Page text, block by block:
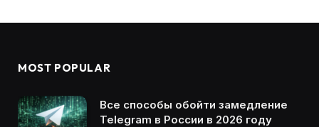
MOST POPULAR
Все способы обойти замедление
Telegram в России в 2026 году